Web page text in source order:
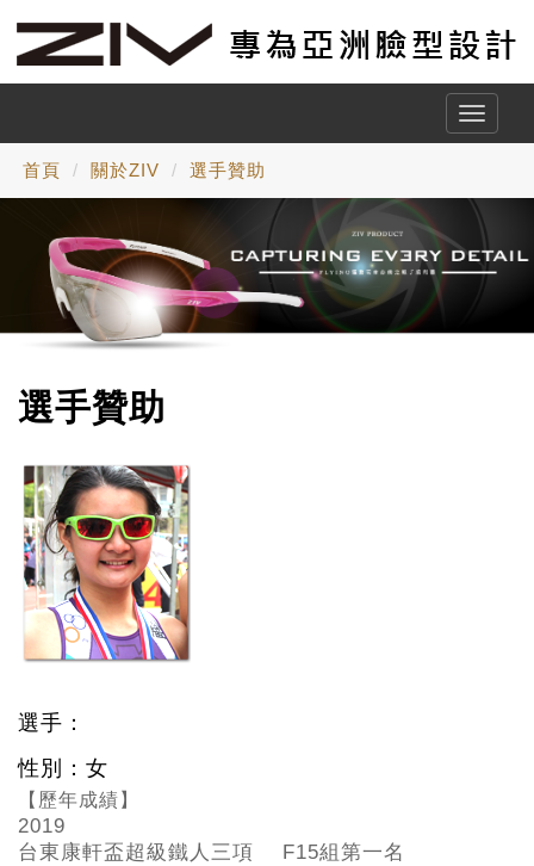
Toggle
首頁 關於ZIV 選手贊助
選手贊助
選手：
性別：女
【歷年成績】
2019
台東康軒盃超級鐵人三項 F15組第一名